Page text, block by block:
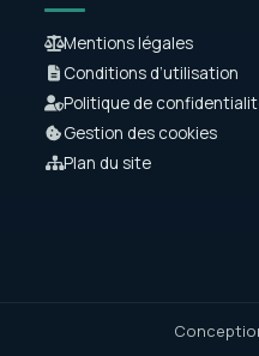
Mentions légales
Conditions d’utilisation
Politique de
Gestion des cookies
Plan du site